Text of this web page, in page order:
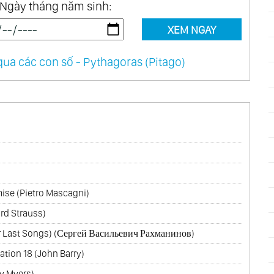
tháng năm sinh:
XEM NGAY
các con số - Pythagoras (Pitago)
(Pietro Mascagni)
Strauss)
Songs) (Сергей Васильевич Рахманинов)
18 (John Barry)